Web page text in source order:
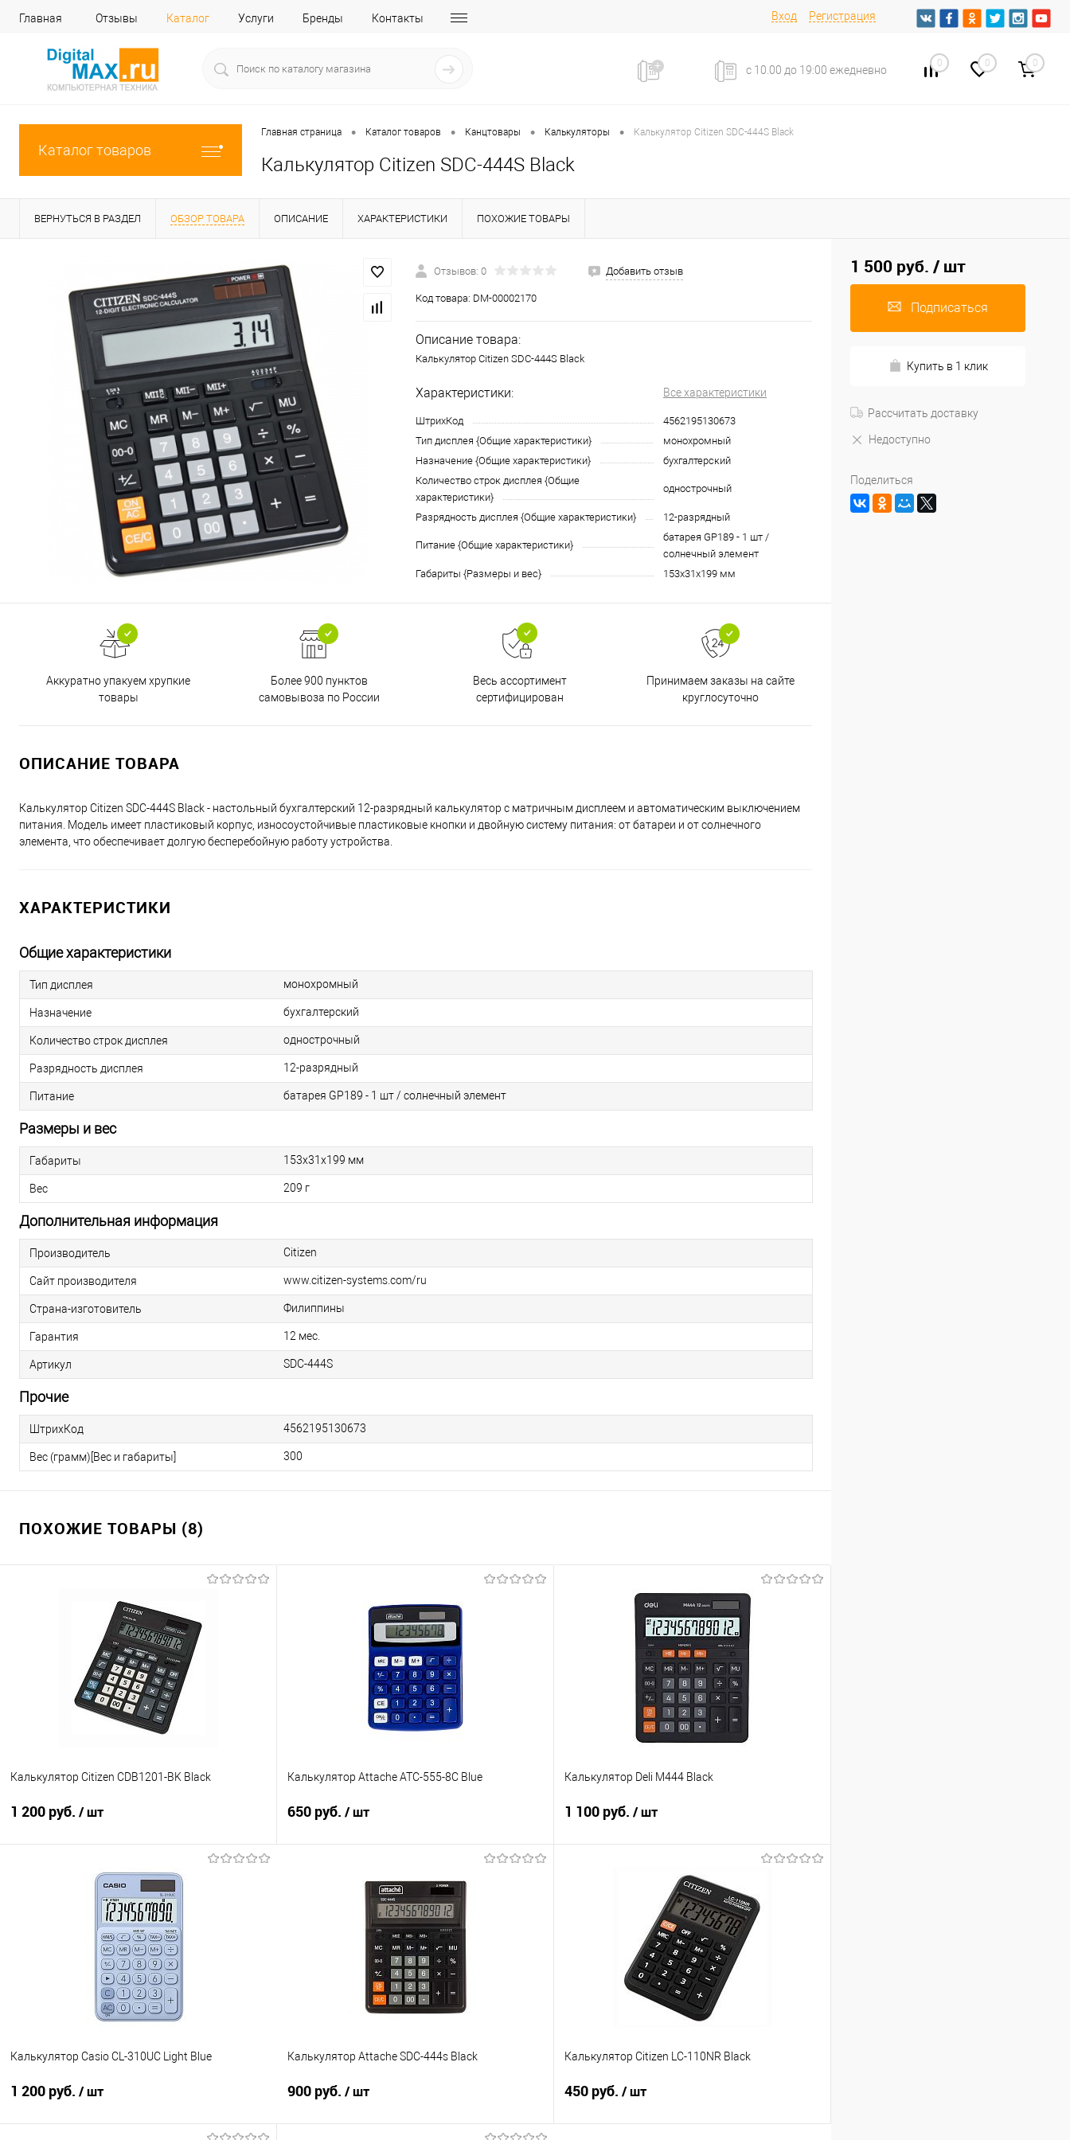
Главная Отзывы Каталог Услуги Бренды Контакты Вход Регистрация
с 10.00 до 19:00 ежедневно
0 0 0
Каталог товаров
Главная страница • Каталог товаров • Канцтовары • Калькуляторы • Калькулятор Citizen SDC-444S Black
Калькулятор Citizen SDC-444S Black
ВЕРНУТЬСЯ В РАЗДЕЛ ОБЗОР ТОВАРА ОПИСАНИЕ ХАРАКТЕРИСТИКИ ПОХОЖИЕ ТОВАРЫ
Отзывов: 0 Добавить отзыв
Код товара: DM-00002170
Описание товара:
Калькулятор Citizen SDC-444S Black
Характеристики: Все характеристики
ШтрихКод
4562195130673
Тип дисплея {Общие характеристики}
монохромный
Назначение {Общие характеристики}
бухгалтерский
Количество строк дисплея {Общие
характеристики}
однострочный
Разрядность дисплея {Общие характеристики} 12-разрядный
Питание {Общие характеристики}
батарея GP189 - 1 шт /
солнечный элемент
Габариты {Размеры и вес}
153х31х199 мм
Аккуратно упакуем хрупкие
товары
Более 900 пунктов
самовывоза по России
Весь ассортимент
сертифицирован
Принимаем заказы на сайте
круглосуточно
ОПИСАНИЕ ТОВАРА
Калькулятор Citizen SDC-444S Black - настольный бухгалтерский 12-разрядный калькулятор с матричным дисплеем и автоматическим выключением
питания. Модель имеет пластиковый корпус, износоустойчивые пластиковые кнопки и двойную систему питания: от батареи и от солнечного
элемента, что обеспечивает долгую бесперебойную работу устройства.
ХАРАКТЕРИСТИКИ
Общие характеристики
Тип дисплея монохромный
Назначение бухгалтерский
Количество строк дисплея однострочный
Разрядность дисплея 12-разрядный
Питание батарея GP189 - 1 шт / солнечный элемент
Размеры и вес
Габариты 153х31х199 мм
Вес 209 г
Дополнительная информация
Производитель Citizen
Сайт производителя www.citizen-systems.com/ru
Страна-изготовитель Филиппины
Гарантия 12 мес.
Артикул SDC-444S
Прочие
ШтрихКод 4562195130673
Вес (грамм)[Вес и габариты] 300
ПОХОЖИЕ ТОВАРЫ (8)
Калькулятор Citizen CDB1201-BK Black
1 200 руб. / шт
В корзину
Сравнение
В наличии
Калькулятор Attache ATC-555-8C Blue
650 руб. / шт
В корзину
Купить в 1 клик
Сравнение
В наличии
Калькулятор Deli M444 Black
1 100 руб. / шт
В корзину
Сравнение
В наличии
Калькулятор Casio CL-310UC Light Blue
1 200 руб. / шт
Калькулятор Attache SDC-444s Black
900 руб. / шт
Калькулятор Citizen LC-110NR Black
450 руб. / шт
1 500 руб. / шт
Подписаться
Купить в 1 клик
Рассчитать доставку
Недоступно
Поделиться